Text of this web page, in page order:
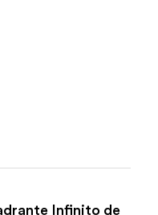
Infinito de